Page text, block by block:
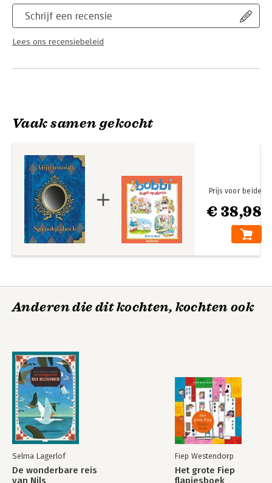
Schrijf een recensie
Lees ons recensiebeleid
Vaak samen gekocht
€ 38,98
Prijs voor beide
Anderen die dit kochten, kochten ook
Selma Lagerlof
De wonderbare reis
van Nils
Fiep Westendorp
Het grote Fiep
flapjesboek